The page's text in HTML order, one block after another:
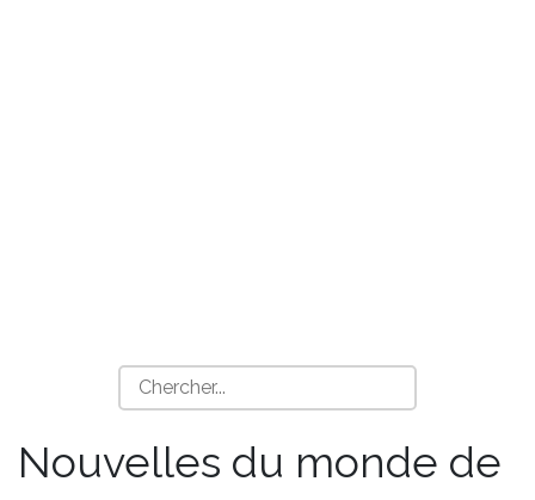
Nouvelles du monde de